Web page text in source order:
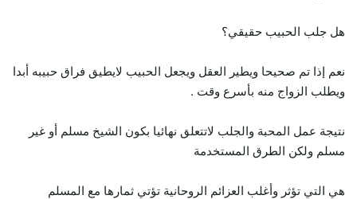
هل جلب الحبيب حقيقي؟
نعم إذا تم صحيحا ويطير العقل ويجعل الحبيب لايطيق فراق حبيبه أبدا
ويطلب الزواج منه بأسرع وقت .
نتيجة عمل المحبة والجلب لاتتعلق نهائيا بكون الشيخ مسلم أو غير
مسلم ولكن الطرق المستخدمة
هي التي تؤثر وأغلب العزائم الروحانية تؤتي ثمارها مع المسلم